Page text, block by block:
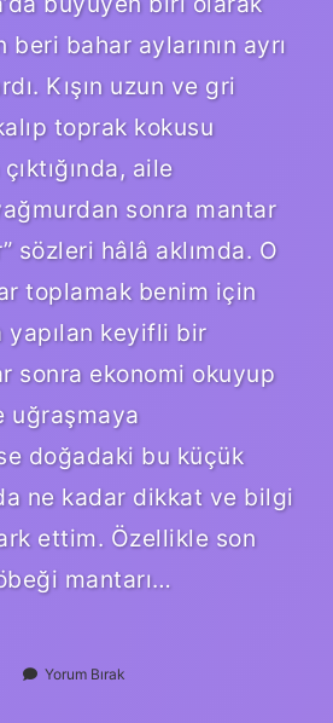
bahar aylarının ayrı
Kışın uzun ve gri
toprak kokusu
aile
sonra mantar
sözleri hâlâ aklımda. O
toplamak benim için
yapılan keyifli bir
sonra ekonomi okuyup
uğraşmaya
doğadaki bu küçük
ne kadar dikkat ve bilgi
ettim. Özellikle son
mantarı…
Yorum Bırak